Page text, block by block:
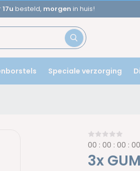
17u besteld, morgen in huis!
Speciale verzorging
00 :00 :00 :00
3x